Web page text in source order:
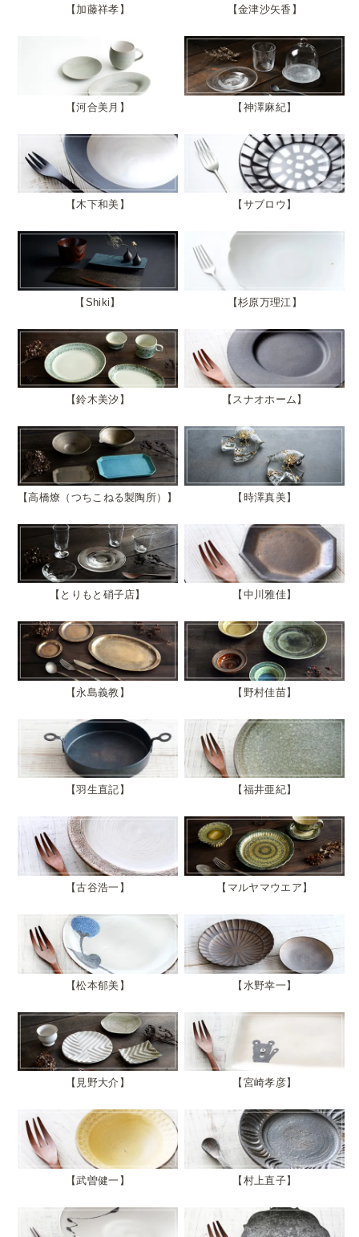
加藤祥孝 金津沙矢香
河合美月 神澤麻紀
木下和美 サブロウ
Shiki 杉原万理江
鈴木美汐 スナオホーム
高橋燎（つちこねる製陶所） 時澤真美
とりもと硝子店 中川雅佳
永島義教 野村佳苗
羽生直記 福井亜紀
古谷浩一 マルヤマウエア
松本郁美 水野幸一
見野大介 宮崎孝彦
武曽健一 村上直子